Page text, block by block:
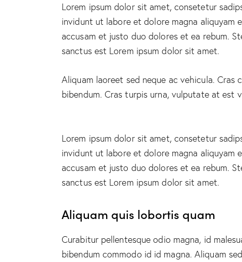
Lorem ipsum dolor sit amet, consetetur
invidunt ut labore et dolore magna aliquyam
accusam et justo duo dolores et ea rebum.
sanctus est Lorem ipsum dolor sit amet.
Aliquam laoreet sed neque ac vehicula. Cras
bibendum. Cras turpis urna, vulputate at est
Lorem ipsum dolor sit amet, consetetur
invidunt ut labore et dolore magna aliquyam
accusam et justo duo dolores et ea rebum.
sanctus est Lorem ipsum dolor sit amet.
Aliquam quis lobortis quam
Curabitur pellentesque odio magna, id
bibendum commodo id id magna. Aliquam